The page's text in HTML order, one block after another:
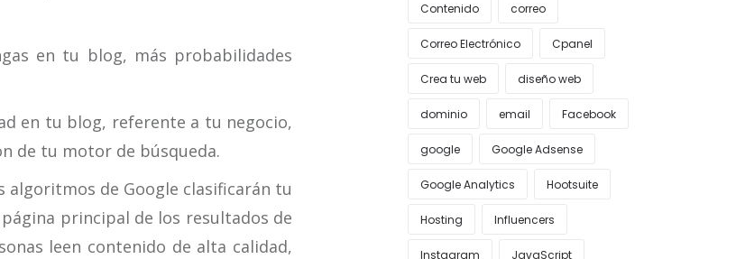
en tu blog, más probabilidades
en tu blog, referente a tu negocio,
de tu motor de búsqueda.
de Google clasificarán tu
principal de los resultados de
leen contenido de alta calidad,
Contenido correo
Correo Electrónico Cpanel
Crea tu web diseño web
dominio email Facebook
google Google Adsense
Google Analytics Hootsuite
Hosting Influencers
Instagram JavaScript